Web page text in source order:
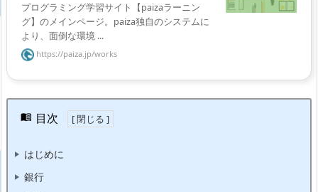
プログラミング学習サイト【paizaラーニン
グ】のメインページ。paiza独自のシステムに
より、面倒な環境 ...
https://paiza.jp/works
目次
はじめに
銀行